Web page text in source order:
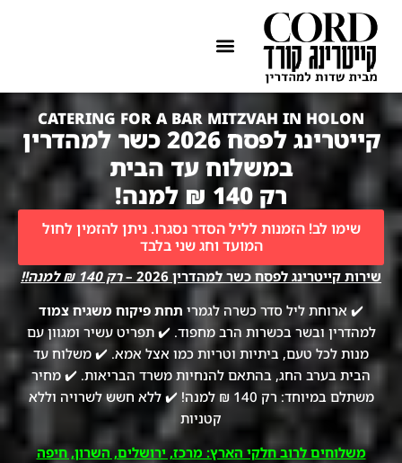
CATERING FOR A BAR MITZVAH IN HOLON
קייטרינג לפסח 2026 כשר למהדרין
במשלוח עד הבית
רק 140 ₪ למנה!
שימו לב! הזמנות לליל הסדר נסגרו. ניתן להזמין לחול
המועד וחג שני בלבד
שירות קייטרינג לפסח כשר למהדרין 2026 –
רק 140 ₪ למנה!!
✔️ ארוחת ליל סדר כשרה לגמרי תחת פיקוח משגיח צמוד
למהדרין ובשר בכשרות הרב מחפוד. ✔️ תפריט עשיר ומגוון עם
מנות לכל טעם, ביתיות וטריות כמו אצל אמא. ✔️ משלוח עד
הבית בערב החג, בהתאם להנחיות משרד הבריאות. ✔️ מחיר
משתלם במיוחד: רק 140 ₪ למנה! ✔️ ללא חשש לשרויה וללא
קטניות
משלוחים לרוב חלקי הארץ: מרכז, ירושלים, השרון, חיפה